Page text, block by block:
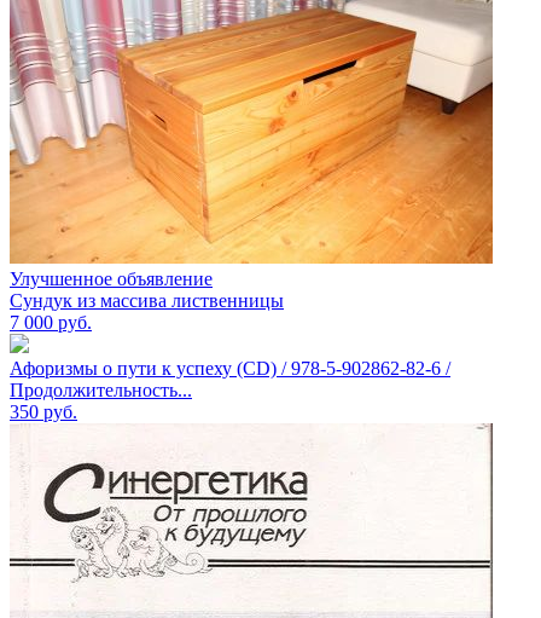
Улучшенное объявление
Сундук из массива лиственницы
7 000 руб.
Афоризмы о пути к успеху (CD) / 978-5-902862-82-6 /
Продолжительность...
350 руб.